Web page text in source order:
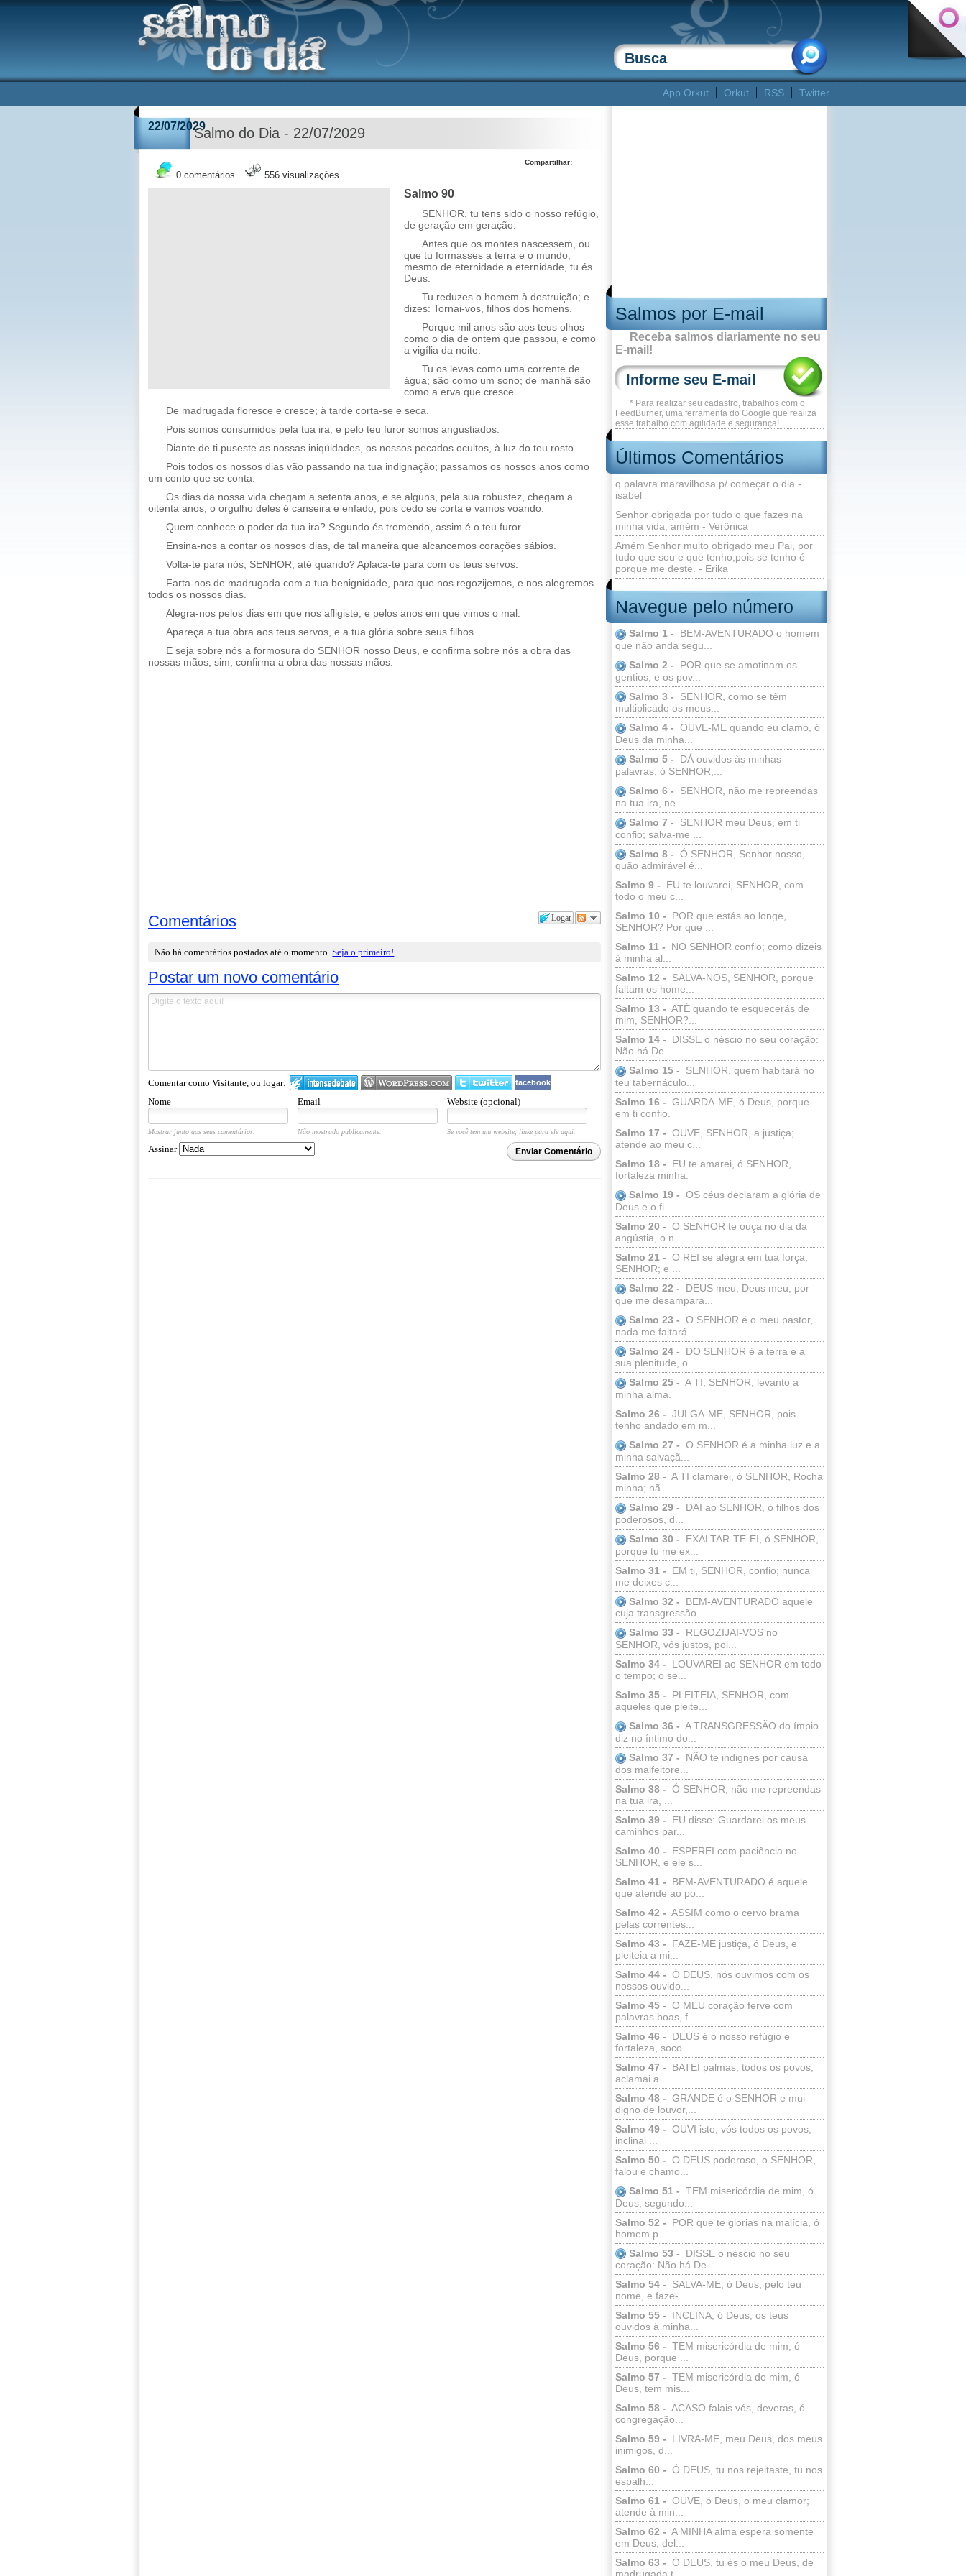
App Orkut Orkut RSS Twitter
Salmos por E-mail
Receba salmos diariamente no seu
E-mail!
* Para realizar seu cadastro, trabalhos com o
FeedBurner, uma ferramenta do Google que realiza
esse trabalho com agilidade e segurança!
Últimos Comentários
q palavra maravilhosa p/ começar o dia -
isabel
Senhor obrigada por tudo o que fazes na
minha vida, amém - Verônica
Amém Senhor muito obrigado meu Pai, por
tudo que sou e que tenho,pois se tenho é
porque me deste. - Erika
Navegue pelo número
Salmo 1 -
BEM-AVENTURADO o homem
que não anda segu...
Salmo 2 -
POR que se amotinam os
gentios, e os pov...
Salmo 3 -
SENHOR, como se têm
multiplicado os meus...
Salmo 4 - OUVE-ME quando eu clamo, ó
Deus da minha...
Salmo 5 -
DÁ ouvidos às minhas
palavras, ó SENHOR,...
Salmo 6 -
SENHOR, não me repreendas
na tua ira, ne...
Salmo 7 -
SENHOR meu Deus, em ti
confio; salva-me ...
Salmo 8 - Ó SENHOR, Senhor nosso,
quão admirável é...
Salmo 9 -
EU te louvarei, SENHOR, com
todo o meu c...
Salmo 10 -
POR que estás ao longe,
SENHOR? Por que ...
Salmo 11 -
NO SENHOR confio; como dizeis
à minha al...
Salmo 12 -
SALVA-NOS, SENHOR, porque
faltam os home...
Salmo 13 - ATÉ quando te esquecerás de
mim, SENHOR?...
Salmo 14 -
DISSE o néscio no seu coração:
Não há De...
Salmo 15 -
SENHOR, quem habitará no
teu tabernáculo...
Salmo 16 - GUARDA-ME, ó Deus, porque
em ti confio.
Salmo 17 - OUVE, SENHOR, a justiça;
atende ao meu c...
Salmo 18 -
EU te amarei, ó SENHOR,
fortaleza minha.
Salmo 19 - OS céus declaram a glória de
Deus e o fi...
Salmo 20 - O SENHOR te ouça no dia da
angústia, o n...
Salmo 21 - O REI se alegra em tua força,
SENHOR; e ...
Salmo 22 -
DEUS meu, Deus meu, por
que me desampara...
Salmo 23 - O SENHOR é o meu pastor,
nada me faltará...
Salmo 24 -
DO SENHOR é a terra e a
sua plenitude, o...
Salmo 25 - A TI, SENHOR, levanto a
minha alma.
Salmo 26 - JULGA-ME, SENHOR, pois
tenho andado em m...
Salmo 27 - O SENHOR é a minha luz e a
minha salvaçã...
Salmo 28 - A TI clamarei, ó SENHOR, Rocha
minha; nã...
Salmo 29 -
DAI ao SENHOR, ó filhos dos
poderosos, d...
Salmo 30 -
EXALTAR-TE-EI, ó SENHOR,
porque tu me ex...
Salmo 31 -
EM ti, SENHOR, confio; nunca
me deixes c...
Salmo 32 -
BEM-AVENTURADO aquele
cuja transgressão ...
Salmo 33 -
REGOZIJAI-VOS no
SENHOR, vós justos, poi...
Salmo 34 -
LOUVAREI ao SENHOR em todo
o tempo; o se...
Salmo 35 -
PLEITEIA, SENHOR, com
aqueles que pleite...
Salmo 36 - A TRANSGRESSÃO do ímpio
diz no íntimo do...
Salmo 37 -
NÃO te indignes por causa
dos malfeitore...
Salmo 38 - Ó SENHOR, não me repreendas
na tua ira, ...
Salmo 39 -
EU disse: Guardarei os meus
caminhos par...
Salmo 40 -
ESPEREI com paciência no
SENHOR, e ele s...
Salmo 41 -
BEM-AVENTURADO é aquele
que atende ao po...
Salmo 42 - ASSIM como o cervo brama
pelas correntes...
Salmo 43 -
FAZE-ME justiça, ó Deus, e
pleiteia a mi...
Salmo 44 - Ó DEUS, nós ouvimos com os
nossos ouvido...
Salmo 45 - O MEU coração ferve com
palavras boas, f...
Salmo 46 -
DEUS é o nosso refúgio e
fortaleza, soco...
Salmo 47 -
BATEI palmas, todos os povos;
aclamai a ...
Salmo 48 - GRANDE é o SENHOR e mui
digno de louvor,...
Salmo 49 - OUVI isto, vós todos os povos;
inclinai ...
Salmo 50 - O DEUS poderoso, o SENHOR,
falou e chamo...
Salmo 51 - TEM misericórdia de mim, ó
Deus, segundo...
Salmo 52 -
POR que te glorias na malícia, ó
homem p...
Salmo 53 -
DISSE o néscio no seu
coração: Não há De...
Salmo 54 -
SALVA-ME, ó Deus, pelo teu
nome, e faze-...
Salmo 55 -
INCLINA, ó Deus, os teus
ouvidos à minha...
Salmo 56 - TEM misericórdia de mim, ó
Deus, porque ...
Salmo 57 - TEM misericórdia de mim, ó
Deus, tem mis...
Salmo 58 - ACASO falais vós, deveras, ó
congregação...
Salmo 59 -
LIVRA-ME, meu Deus, dos meus
inimigos, d...
Salmo 60 - Ó DEUS, tu nos rejeitaste, tu nos
espalh...
Salmo 61 - OUVE, ó Deus, o meu clamor;
atende à min...
Salmo 62 - A MINHA alma espera somente
em Deus; del...
Salmo 63 - Ó DEUS, tu és o meu Deus, de
22/07/2029Salmo do Dia - 22/07/2029
0 comentários 556 visualizações
Compartilhar:
Salmo 90
SENHOR, tu tens sido o nosso refúgio,
de geração em geração.
Antes que os montes nascessem, ou
que tu formasses a terra e o mundo,
mesmo de eternidade a eternidade, tu és
Deus.
Tu reduzes o homem à destruição; e
dizes: Tornai-vos, filhos dos homens.
Porque mil anos são aos teus olhos
como o dia de ontem que passou, e como
a vigília da noite.
Tu os levas como uma corrente de
água; são como um sono; de manhã são
como a erva que cresce.
De madrugada floresce e cresce; à tarde corta-se e seca.
Pois somos consumidos pela tua ira, e pelo teu furor somos angustiados.
Diante de ti puseste as nossas iniqüidades, os nossos pecados ocultos, à luz do teu rosto.
Pois todos os nossos dias vão passando na tua indignação; passamos os nossos anos como
um conto que se conta.
Os dias da nossa vida chegam a setenta anos, e se alguns, pela sua robustez, chegam a
oitenta anos, o orgulho deles é canseira e enfado, pois cedo se corta e vamos voando.
Quem conhece o poder da tua ira? Segundo és tremendo, assim é o teu furor.
Ensina-nos a contar os nossos dias, de tal maneira que alcancemos corações sábios.
Volta-te para nós, SENHOR; até quando? Aplaca-te para com os teus servos.
Farta-nos de madrugada com a tua benignidade, para que nos regozijemos, e nos alegremos
todos os nossos dias.
Alegra-nos pelos dias em que nos afligiste, e pelos anos em que vimos o mal.
Apareça a tua obra aos teus servos, e a tua glória sobre seus filhos.
E seja sobre nós a formosura do SENHOR nosso Deus, e confirma sobre nós a obra das
nossas mãos; sim, confirma a obra das nossas mãos.
Logar
Comentários
Não há comentários postados até o momento.Seja o primeiro!
Postar um novo comentário
Comentar como Visitante, ou logar: facebook
Nome Email Website (opcional)
Mostrar junto aos seus comentários. Não mostrado publicamente. Se você tem um website, linke para ele aqui.
Enviar Comentário
Assinar